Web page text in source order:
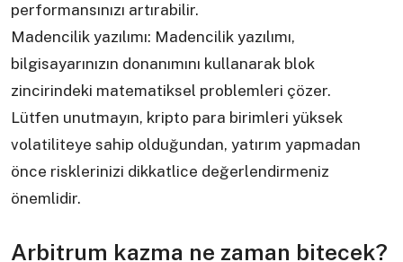
performansınızı artırabilir.
Madencilik yazılımı: Madencilik yazılımı,
bilgisayarınızın donanımını kullanarak blok
zincirindeki matematiksel problemleri çözer.
Lütfen unutmayın, kripto para birimleri yüksek
volatiliteye sahip olduğundan, yatırım yapmadan
önce risklerinizi dikkatlice değerlendirmeniz
önemlidir.
Arbitrum kazma ne zaman bitecek?